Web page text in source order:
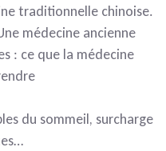
traditionnelle chinoise.
médecine ancienne
: ce que la médecine
du sommeil, surcharge